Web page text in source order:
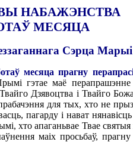
НАБАЖЭНСТВА
МЕСЯЦА
Сэрца Марыі
месяца прагну
гэтае маё
Дзявоцтва і Твайго
для тых, хто не
пагарду і нават
хто апаганьвае Твае
маіх просьбаў,